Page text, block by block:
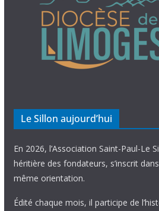
Le Sillon aujourd’hui
En 2026, l’Association Saint-Paul-Le
héritière des fondateurs, s’inscrit
même orientation.
Édité chaque mois, il participe de